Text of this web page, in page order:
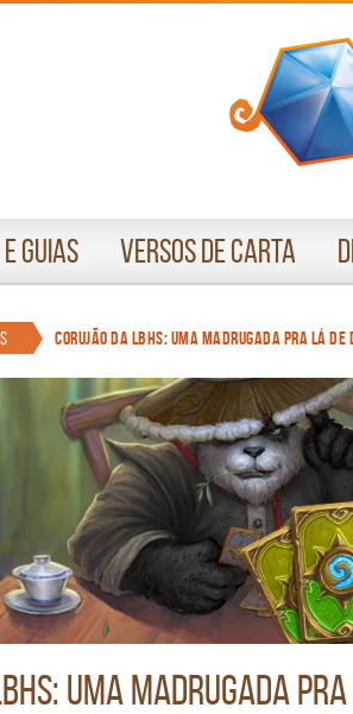
Guias Versos de Carta
Corujão da LBHS: Uma madrugada pra lá
Uma madrugada